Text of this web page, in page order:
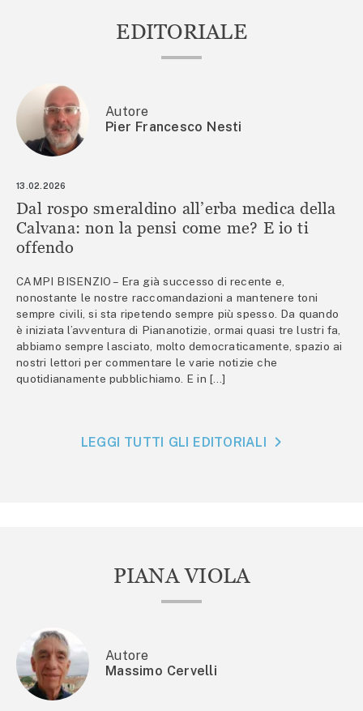
EDITORIALE
Autore
Pier Francesco Nesti
13.02.2026
Dal rospo smeraldino all’erba medica della
Calvana: non la pensi come me? E io ti
offendo
CAMPI BISENZIO – Era già successo di recente e,
nonostante le nostre raccomandazioni a mantenere toni
sempre civili, si sta ripetendo sempre più spesso. Da quando
è iniziata l’avventura di Piananotizie, ormai quasi tre lustri fa,
abbiamo sempre lasciato, molto democraticamente, spazio ai
nostri lettori per commentare le varie notizie che
quotidianamente pubblichiamo. E in […]
LEGGI TUTTI GLI EDITORIALI
PIANA VIOLA
Autore
Massimo Cervelli